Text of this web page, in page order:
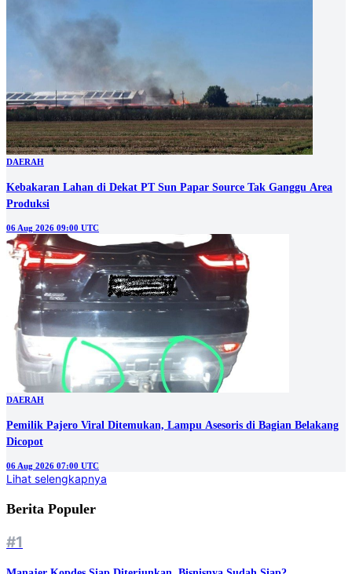
DAERAH
Kebakaran Lahan di Dekat PT Sun Papar Source Tak Ganggu Area
Produksi
06 Aug 2026 09:00 UTC
DAERAH
Pemilik Pajero Viral Ditemukan, Lampu Asesoris di Bagian Belakang
Dicopot
06 Aug 2026 07:00 UTC
Lihat selengkapnya
Berita Populer
#1